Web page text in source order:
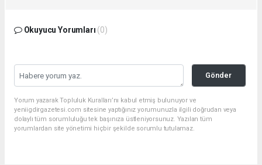
Okuyucu Yorumları (0)
Gönder
Yorum yazarak Topluluk Kuralları’nı kabul etmiş bulunuyor ve
yeniigdirgazetesi.com sitesine yaptığınız yorumunuzla ilgili doğrudan veya
dolaylı tüm sorumluluğu tek başınıza üstleniyorsunuz. Yazılan tüm
yorumlardan site yönetimi hiçbir şekilde sorumlu tutulamaz.